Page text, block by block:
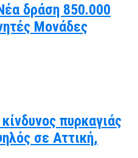
δράση 850.000
Μονάδες
πυρκαγιάς
σε Αττική,